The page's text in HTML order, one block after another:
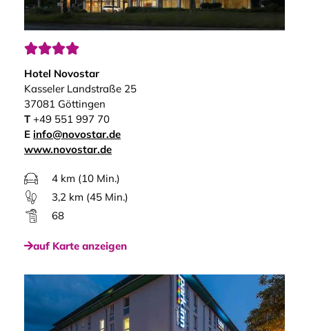

Hotel Novostar
Kasseler Landstraße 25
37081 Göttingen
T+49 551 997 70
E info@novostar.de
www.novostar.de
4 km (10 Min.)
3,2 km (45 Min.)
68
auf Karte anzeigen